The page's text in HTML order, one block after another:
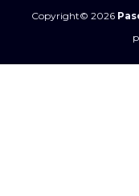
Copyright© 2026